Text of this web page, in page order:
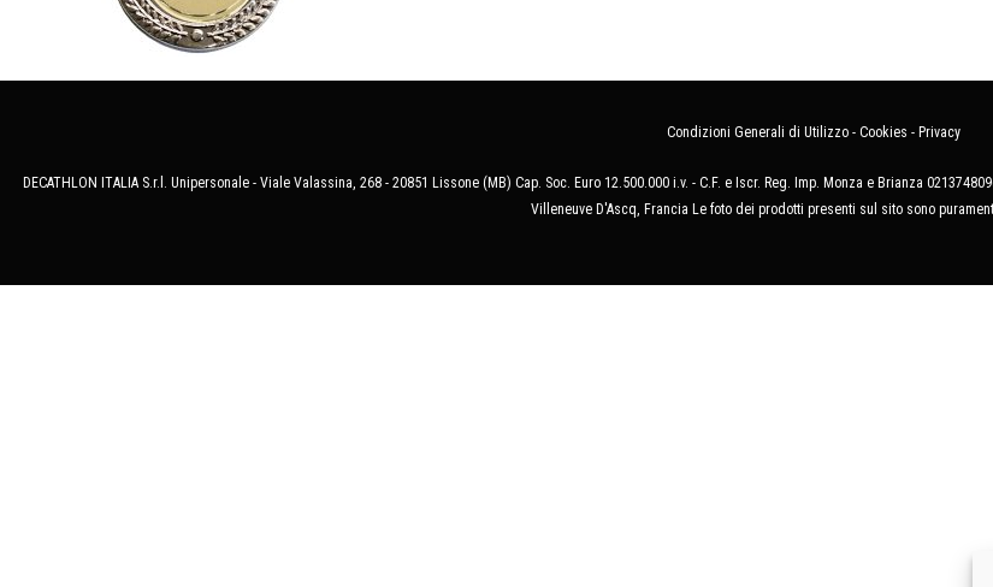
Condizioni Generali di Utilizzo - Cookies - Privacy
DECATHLON ITALIA S.r.l. Unipersonale - Viale Valassina, 268 - 20851 Lissone (MB) Cap. Soc. Euro 12.500.000 i.v. - C.F. e Iscr. Reg. Imp. Monza e Brianza
Villeneuve D'Ascq, Francia Le foto dei prodotti presenti sul sito sono